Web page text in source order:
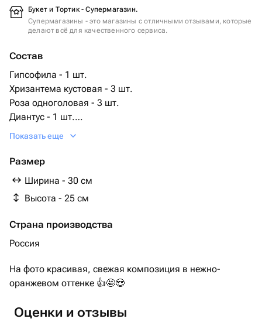
Букет и Тортик - Супермагазин.
Супермагазины - это магазины с отличными отзывами, которые
делают всё для качественного сервиса.
Состав
Гипсофила - 1 шт.
Хризантема кустовая - 3 шт.
Роза одноголовая - 3 шт.
Диантус - 1 шт.
Пленка матовая - 2 шт.
биофлор ( для срезанных цветов) - 1 шт.
Показать еще
Размер
Ширина - 30 см
Высота - 25 см
Страна производства
Россия
На фото красивая, свежая композиция в нежно-
оранжевом оттенке 👍🤩😍
Оценки и отзывы